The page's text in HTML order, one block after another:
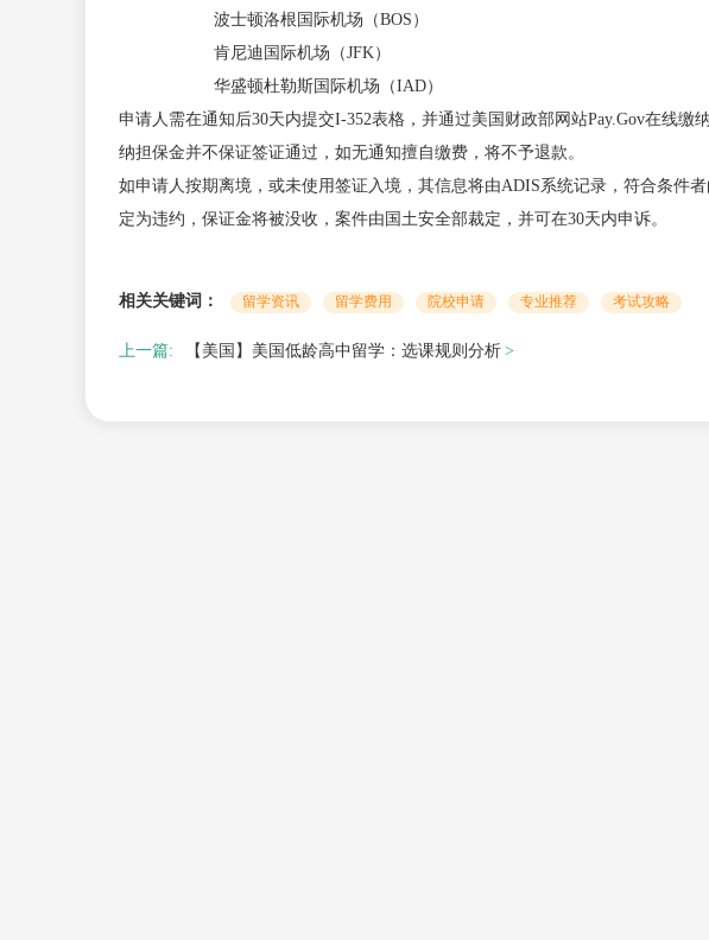
波士顿洛根国际机场（BOS）
肯尼迪国际机场（JFK）
华盛顿杜勒斯国际机场（IAD）
申请人需在通知后30天内提交I-352表格，并通过美国财政部网站Pay.Gov在线
纳担保金并不保证签证通过，如无通知擅自缴费，将不予退款。
如申请人按期离境，或未使用签证入境，其信息将由ADIS系统记录，符合条件
定为违约，保证金将被没收，案件由国土安全部裁定，并可在30天内申诉。
相关关键词： 留学资讯 留学费用 院校申请 专业推荐 考试攻略
上一篇: 【美国】美国低龄高中留学：选课规则分析